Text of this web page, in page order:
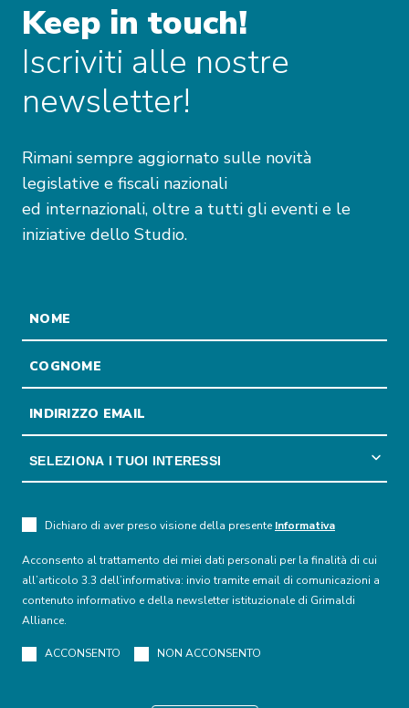
Keep in touch!
Iscriviti alle nostre
newsletter!
Rimani sempre aggiornato sulle novità
legislative e fiscali nazionali
ed internazionali, oltre a tutti gli eventi e le
iniziative dello Studio.
Dichiaro di aver preso visione della presente Informativa
Acconsento al trattamento dei miei dati personali per la finalità di cui
all’articolo 3.3 dell’informativa: invio tramite email di comunicazioni a
contenuto informativo e della newsletter istituzionale di Grimaldi
Alliance.
ACCONSENTO NON ACCONSENTO